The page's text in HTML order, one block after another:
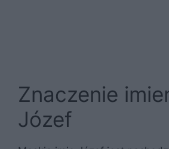
Znaczenie
Józef